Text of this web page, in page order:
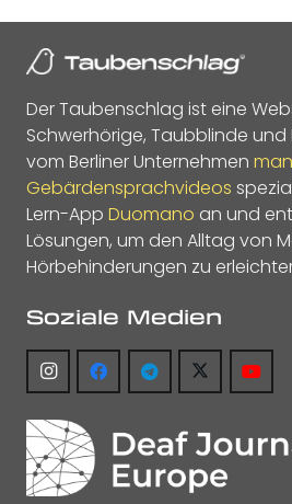
Der Taubenschlag ist eine
Schwerhörige, Taubblinde
vom Berliner Unternehmen
Gebärdensprachvideos
Lern-App Duomano an und
Lösungen, um den Alltag von
Hörbehinderungen zu
Soziale Medien